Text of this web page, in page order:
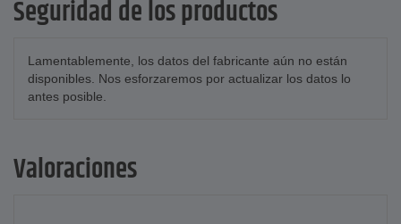
Seguridad de los productos
Lamentablemente, los datos del fabricante aún no están
disponibles. Nos esforzaremos por actualizar los datos lo
antes posible.
Valoraciones